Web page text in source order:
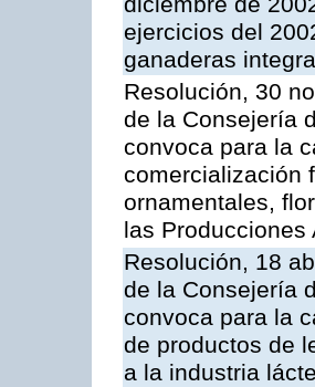
ejercicios del
ganaderas
Resolución, 30
de la Consejería
convoca para la
comercialización
ornamentales,
las Producciones
Resolución, 18
de la Consejería
convoca para la
de productos de
a la industria